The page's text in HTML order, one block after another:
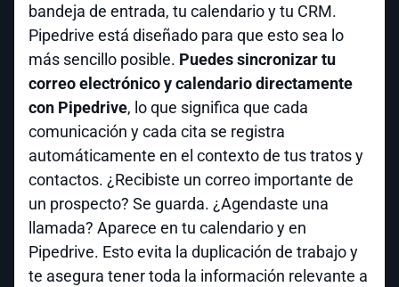
bandeja de entrada, tu calendario y tu CRM.
Pipedrive está diseñado para que esto sea lo
más sencillo posible. Puedes sincronizar tu
correo electrónico y calendario directamente
con Pipedrive, lo que significa que cada
comunicación y cada cita se registra
automáticamente en el contexto de tus tratos y
contactos. ¿Recibiste un correo importante de
un prospecto? Se guarda. ¿Agendaste una
llamada? Aparece en tu calendario y en
Pipedrive. Esto evita la duplicación de trabajo y
te asegura tener toda la información relevante a